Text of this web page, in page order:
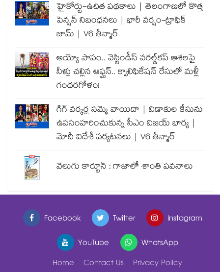
హైకోర్టు-ఉచిత పథకాలు | తెలంగాణలో కొత్త
పెన్షన్ నిబంధనలు | భారీ వర్షం-ట్రాఫిక్
జామ్ | V6 తీన్మార్
అయ్యో పాపం.. వెస్టిండీస్ వరల్డ్‌కప్ ఆశలపై
నీళ్లు చల్లిన ఆఫ్ఘన్.. క్వాలిఫికేషన్ రేసులో మళ్లీ
గందరగోళం!
గిగ్ వర్కర్ల సమ్మె వాయిదా | విడాకుల కేసును
ఉపసంహరించుకున్న సీఎం విజయ్ భార్య |
మోదీ విదేశీ పర్యటనలు | V6 తీన్మార్
వెలుగు కార్టూన్ : గాజాలో శాంతి పవనాలు
Facebook Twitter
Instagram
YouTube
WhatsApp
Home
Contact Us
Privacy Policy